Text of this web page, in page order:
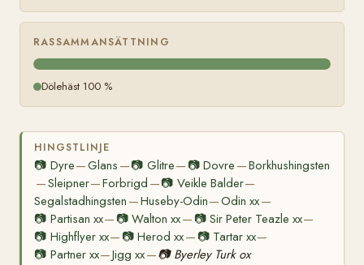
RASSAMMANSÄTTNING
Dölehäst 100 %
HINGSTLINJE
📷 Dyre—Glans —📷 Glitre— 📷Dovre —Borkhushingsten
—Sleipner—Forbrigd —📷 Veikle Balder—
Segalstadhingsten —Huseby-Odin—Odin xx—
📷 Partisan xx— 📷Walton xx— 📷 Sir Peter Teazle xx—
📷 Highflyer xx— 📷Herod xx— 📷 Tartar xx—
📷 Partner xx—Jigg xx—📷 Byerley Turk ox